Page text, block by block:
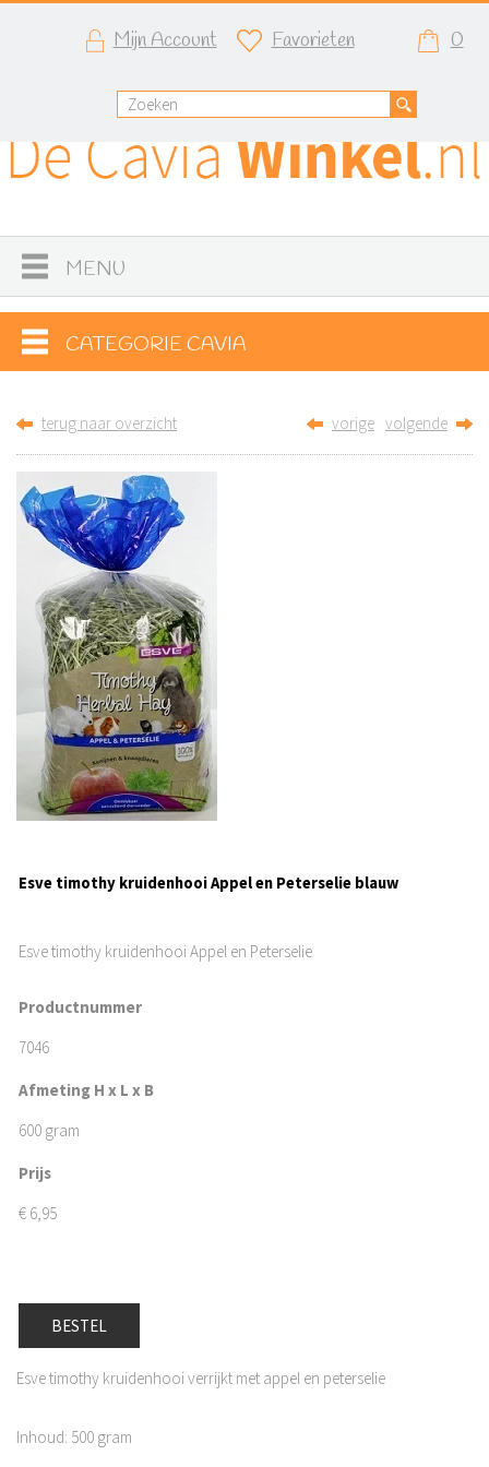
Mijn Account Favorieten 0
MENU
CATEGORIE CAVIA
terug naar overzicht vorige volgende
Esve timothy kruidenhooi Appel en Peterselie blauw
Esve timothy kruidenhooi Appel en Peterselie
Productnummer
7046
Afmeting H x L x B
600 gram
Prijs
€ 6,95
BESTEL
Esve timothy kruidenhooi verrijkt met appel en peterselie
Inhoud: 500 gram